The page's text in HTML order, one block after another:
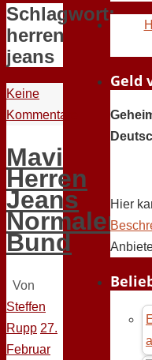
Schlagwort:
herren
jeans
Keine
Kommentare
Mavi
Herren
Jeans
Normaler
Bund
Von
Steffen
Rupp 27.
Februar
Geld
Hier